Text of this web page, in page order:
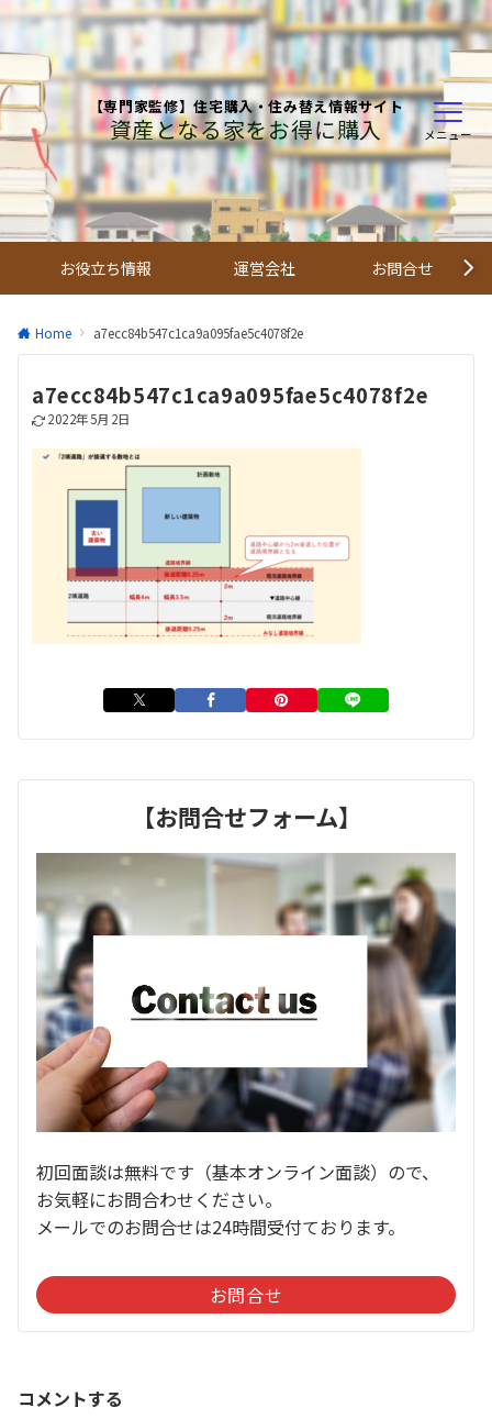
【専門家監修】住宅購入・住み替え情報サイト
資産となる家をお得に購入 メニュー
お役立ち情報 運営会社 お問合せ
Home a7ecc84b547c1ca9a095fae5c4078f2e
a7ecc84b547c1ca9a095fae5c4078f2e
2022年5月2日
【お問合せフォーム】
初回面談は無料です（基本オンライン面談）ので、
お気軽にお問合わせください。
メールでのお問合せは24時間受付ております。
お問合せ
コメントする